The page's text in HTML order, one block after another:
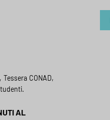
CONAD,
AL